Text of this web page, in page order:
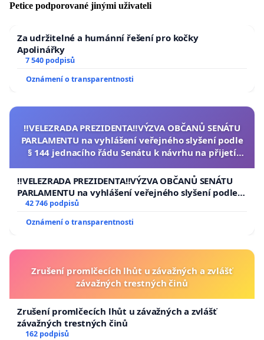
Petice podporované jinými uživateli
Za udržitelné a humánní řešení pro kočky
Apolinářky
7 540 podpisů
Oznámení o transparentnosti
‼️VELEZRADA PREZIDENTA‼️VÝZVA OBČANŮ SENÁTU
PARLAMENTU na vyhlášení veřejného slyšení podle
§ 144 jednacího řádu Senátu k návrhu na přijetí
republiky
‼️VELEZRADA PREZIDENTA‼️VÝZVA OBČANŮ SENÁTU
PARLAMENTU na vyhlášení veřejného slyšení podle §
144 jednacího řádu Senátu k návrhu na přijetí
usnesení k podání ústavní žaloby na prezidenta
republiky
42 746 podpisů
Oznámení o transparentnosti
Zrušení promlčecích lhůt u závažných a zvlášť
závažných trestných činů
Zrušení promlčecích lhůt u závažných a zvlášť
závažných trestných činů
162 podpisů